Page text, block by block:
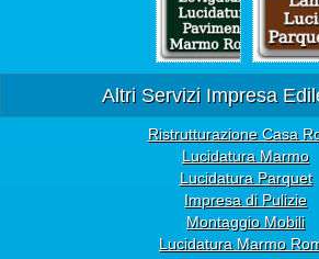
Altri Servizi Impresa
Ristrutturazione Casa
Lucidatura Marmo
Lucidatura Parquet
Impresa di Pulizie
Montaggio Mobili
Lucidatura Marmo